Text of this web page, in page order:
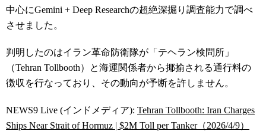
中心にGemini + Deep Researchの超絶深掘り調査能力で調べ
させました。
判明したのはイラン革命防衛隊が「テヘラン検問所」
（Tehran Tollbooth）と海運関係者から揶揄される通行料の
徴収を行なっており、その動向が予断を許しません。
NEWS9 Live (インドメディア): Tehran Tollbooth: Iran Charges
Ships Near Strait of Hormuz | $2M Toll per Tanker（2026/4/9）